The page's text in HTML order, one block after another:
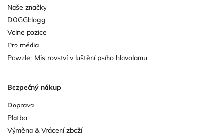
Naše značky
DOGGblogg
Volné pozice
Pro média
Pawzler Mistrovství v luštění psího hlavolamu
Bezpečný nákup
Doprava
Platba
Výměna & Vrácení zboží